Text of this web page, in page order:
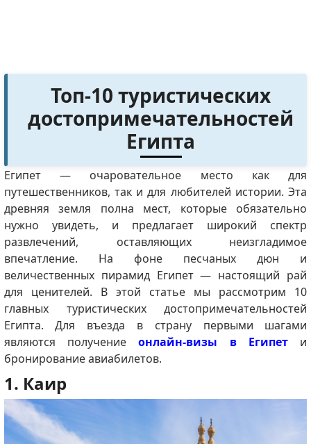
Топ-10 туристических
достопримечательностей
Египта
Египет — очаровательное место как для
путешественников, так и для любителей истории. Эта
древняя земля полна мест, которые обязательно
нужно увидеть, и предлагает широкий спектр
развлечений, оставляющих неизгладимое
впечатление. На фоне песчаных дюн и
величественных пирамид Египет — настоящий рай
для ценителей. В этой статье мы рассмотрим 10
главных туристических достопримечательностей
Египта. Для въезда в страну первыми шагами
являются получениеонлайн-визы в Египет и
бронирование авиабилетов.
1. Каир